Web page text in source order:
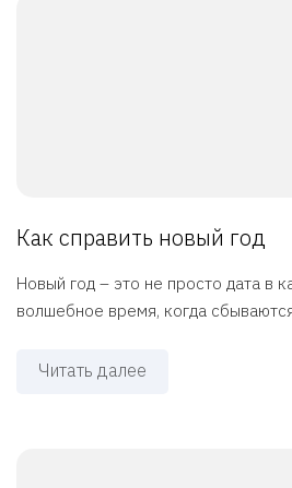
Как справить новый год
Новый год – это не просто дата в
волшебное время, когда
Читать далее